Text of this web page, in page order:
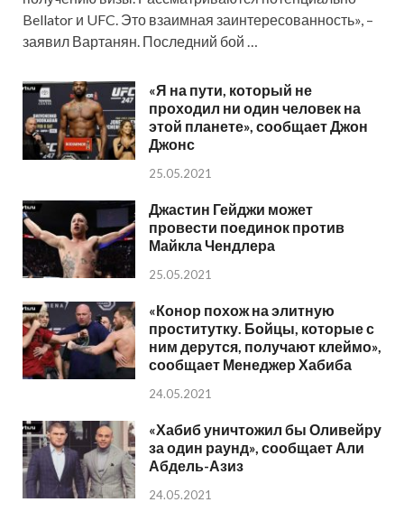
Bellator и UFC. Это взаимная заинтересованность», –
заявил Вартанян. Последний бой …
«Я на пути, который не
проходил ни один человек на
этой планете», сообщает Джон
Джонс
25.05.2021
Джастин Гейджи может
провести поединок против
Майкла Чендлера
25.05.2021
«Конор похож на элитную
проститутку. Бойцы, которые с
ним дерутся, получают клеймо»,
сообщает Менеджер Хабиба
24.05.2021
«Хабиб уничтожил бы Оливейру
за один раунд», сообщает Али
Абдель-Азиз
24.05.2021